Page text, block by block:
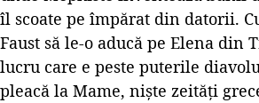
îl scoate pe împărat din datorii.
Faust să le-o aducă pe Elena din
lucru care e peste puterile
pleacă la Mame, niște zeități